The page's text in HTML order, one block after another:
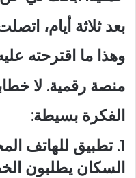
بعد ثلاثة أيام،
وهذا ما اقترحته
منصة رقمية. لا
الفكرة بسيطة:
1. تطبيق للهاتف المحمول مخصص للزبائن
السكان يطلبون